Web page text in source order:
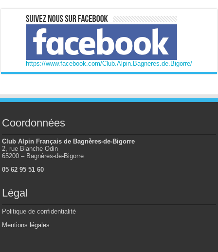
https://www.facebook.com/Club.Alpin.Bagneres.de.Bigorre/
Coordonnées
Club Alpin Français de Bagnères-de-Bigorre
2, rue Blanche Odin
65200 – Bagnères-de-Bigorre
05 62 95 51 60
Légal
Politique de confidentialité
Mentions légales